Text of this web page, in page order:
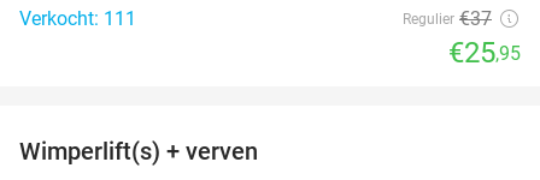
Verkocht: 111
Regulier €37
€25,95
Wimperlift(s) + verven